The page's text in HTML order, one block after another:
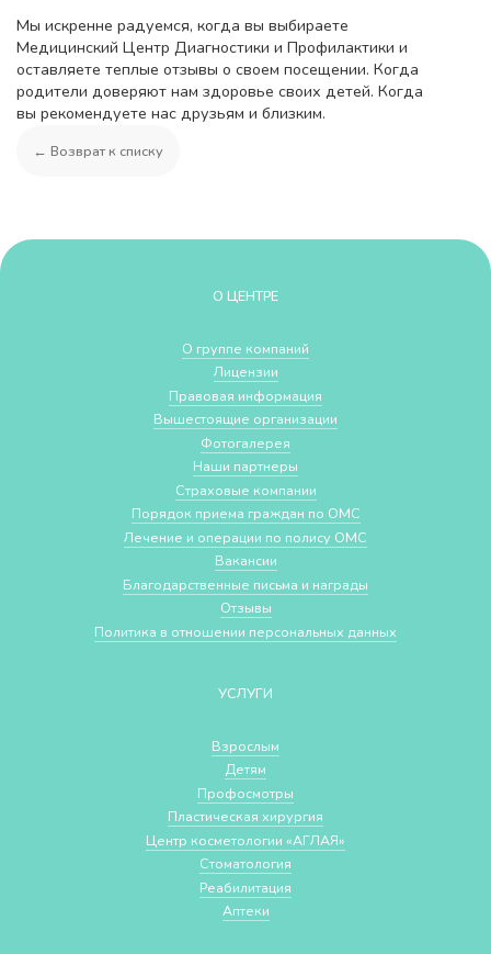
Мы искренне радуемся, когда вы выбираете
Медицинский Центр Диагностики и Профилактики и
оставляете теплые отзывы о своем посещении. Когда
родители доверяют нам здоровье своих детей. Когда
вы рекомендуете нас друзьям и близким.
← Возврат к списку
О ЦЕНТРЕ
О группе компаний
Лицензии
Правовая информация
Вышестоящие организации
Фотогалерея
Наши партнеры
Страховые компании
Порядок приема граждан по ОМС
Лечение и операции по полису ОМС
Вакансии
Благодарственные письма и награды
Отзывы
Политика в отношении персональных данных
УСЛУГИ
Взрослым
Детям
Профосмотры
Пластическая хирургия
Центр косметологии «АГЛАЯ»
Стоматология
Реабилитация
Аптеки